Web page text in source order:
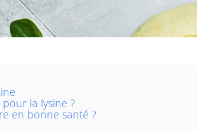
la lysine ?
en bonne santé ?